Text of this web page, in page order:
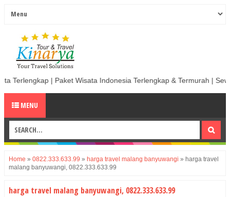
Wisata Indonesia Terlengkap & Termurah | Sewa Mobil termurah &
MENU
Home » 0822.333.633.99 » harga travel malang banyuwangi » harga travel
malang banyuwangi, 0822.333.633.99
harga travel malang banyuwangi, 0822.333.633.99